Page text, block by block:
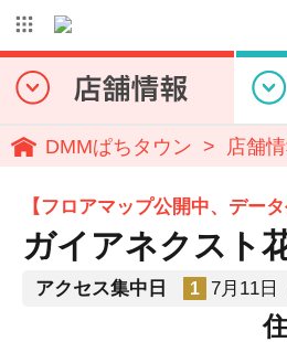
DMMぱちタウン 店舗
【フロアマップ公開中、データ
ガイアネクスト
アクセス集中日 1 7月11日